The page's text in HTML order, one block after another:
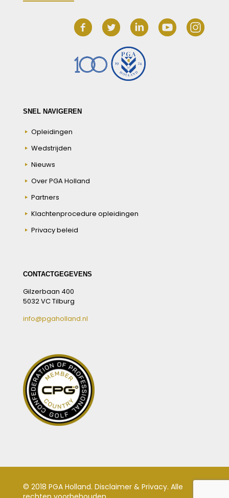
SNEL NAVIGEREN
Opleidingen
Wedstrijden
Nieuws
Over PGA Holland
Partners
Klachtenprocedure opleidingen
Privacy beleid
CONTACTGEGEVENS
Gilzerbaan 400
5032 VC Tilburg
info@pgaholland.nl
© 2018 PGA Holland. Disclaimer & Privacy. Alle